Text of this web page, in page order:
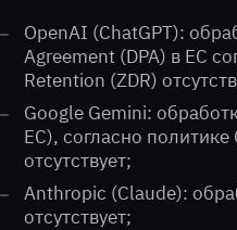
OpenAI (ChatGPT):
Agreement (DPA) в ЕС
Retention (ZDR)
Google Gemini:
ЕС), согласно политике
отсутствует;
Anthropic (Claude):
отсутствует;